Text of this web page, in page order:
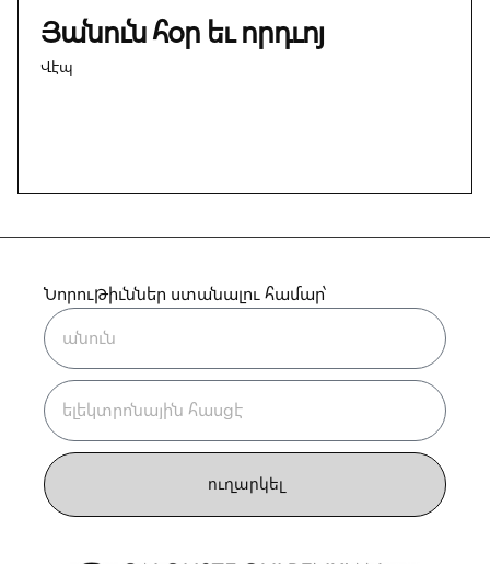
Յանուն հօր եւ որդւոյ
Վէպ
Նորութիւններ ստանալու համար՝
ուղարկել